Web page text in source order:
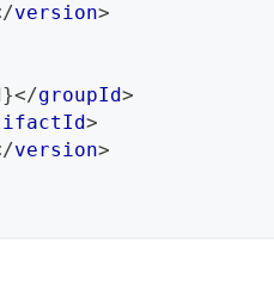
version>
</groupId>
>
version>